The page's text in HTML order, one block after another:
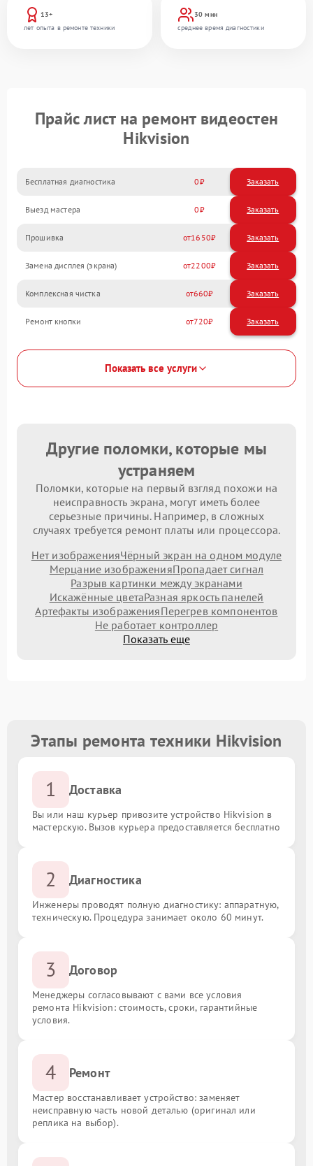
13+
лет опыта в ремонте техники
30 мин
среднее время диагностики
Прайс лист на ремонт видеостен
Hikvision
Бесплатная диагностика 0 Заказать
Выезд мастера 0 Заказать
Прошивка 1650
Замена дисплея (экрана) 2200
Комплексная чистка 660
Ремонт кнопки 720
Показать все услуги
Другие поломки, которые мы
устраняем
Поломки, которые на первый взгляд похожи на
неисправность экрана, могут иметь более
серьезные причины. Например, в сложных
случаях требуется ремонт платы или процессора.
Нет изображенияЧёрный экран на одном модуле
Мерцание изображенияПропадает сигнал
Разрыв картинки между экранами
Искажённые цветаРазная яркость панелей
Артефакты изображенияПерегрев компонентов
Не работает контроллер
Показать еще
Этапы ремонта техники Hikvision
1 Доставка
Вы или наш курьер привозите устройство Hikvision в
мастерскую. Вызов курьера предоставляется бесплатно
2 Диагностика
Инженеры проводят полную диагностику: аппаратную,
техническую. Процедура занимает около 60 минут.
3 Договор
Менеджеры согласовывают с вами все условия
ремонта Hikvision: стоимость, сроки, гарантийные
условия.
4 Ремонт
Мастер восстанавливает устройство: заменяет
неисправную часть новой деталью (оригинал или
реплика на выбор).